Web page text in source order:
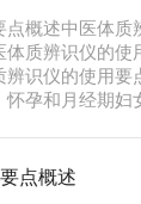
点概述中医体
体质辨识仪的
辨识仪的使用
孕和月经期妇
点概述